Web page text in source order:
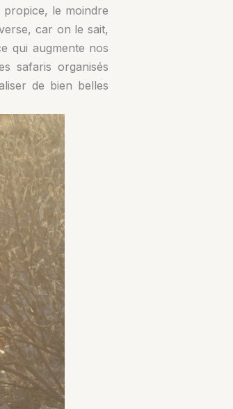
le moindre
car on le sait,
qui augmente nos
safaris organisés
de bien belles